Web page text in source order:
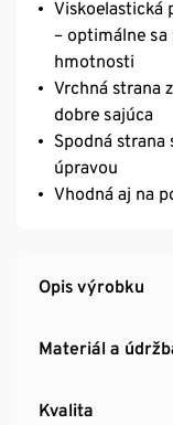
Viskoelastická
– optimálne
hmotnosti
Vrchná strana
dobre sajúca
Spodná
úpravou
Vhodná aj na
Opis výrobku
Materiál a
Kvalita